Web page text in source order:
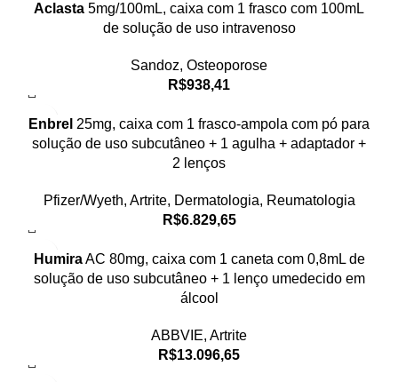
Aclasta 5mg/100mL, caixa com 1 frasco com 100mL
de solução de uso intravenoso
Sandoz, Osteoporose
R$938,41
Enbrel 25mg, caixa com 1 frasco-ampola com pó para
solução de uso subcutâneo + 1 agulha + adaptador +
2 lenços
Pfizer/Wyeth, Artrite, Dermatologia, Reumatologia
R$6.829,65
HumiraAC 80mg, caixa com 1 caneta com 0,8mL de
solução de uso subcutâneo + 1 lenço umedecido em
álcool
ABBVIE, Artrite
R$13.096,65